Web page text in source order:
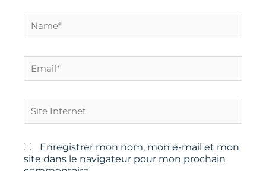
Internet
Enregistrer mon nom, mon e-mail et mon
site dans le navigateur pour mon prochain